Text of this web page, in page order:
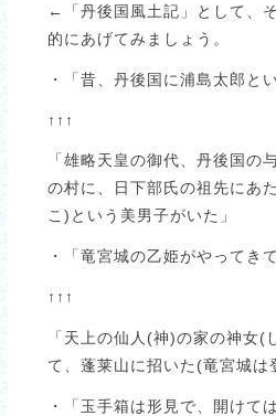
←「丹後国風土記」として、
的にあげてみましょう。
・「昔、丹後国に浦島太郎と
↑↑↑
「雄略天皇の御代、丹後国の
の村に、日下部氏の祖先にあ
こ)という美男子がいた」
・「竜宮城の乙姫がやってき
↑↑↑
「天上の仙人(神)の家の神女(
て、蓬莱山に招いた(竜宮城は
・「玉手箱は形見で、開けて